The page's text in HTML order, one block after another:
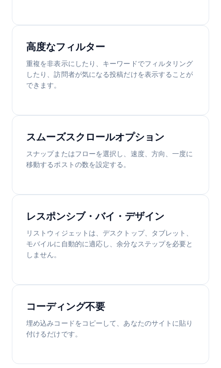
高度なフィルター
重複を非表示にしたり、キーワードでフィルタリング
したり、訪問者が気になる投稿だけを表示することが
できます。
スムーズスクロールオプション
スナップまたはフローを選択し、速度、方向、一度に
移動するポストの数を設定する。
レスポンシブ・バイ・デザイン
リストウィジェットは、デスクトップ、タブレット、
モバイルに自動的に適応し、余分なステップを必要と
しません。
コーディング不要
埋め込みコードをコピーして、あなたのサイトに貼り
付けるだけです。